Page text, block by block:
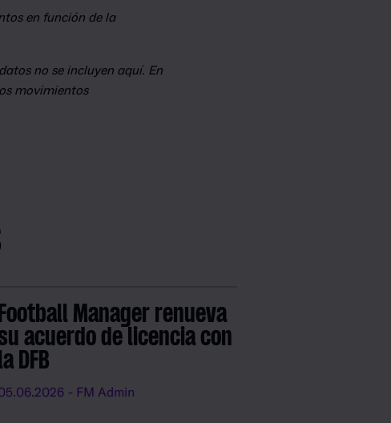
en función de la
no se incluyen aquí. En
movimientos
Manager renueva
acuerdo de licencia con
DFB
- FM Admin